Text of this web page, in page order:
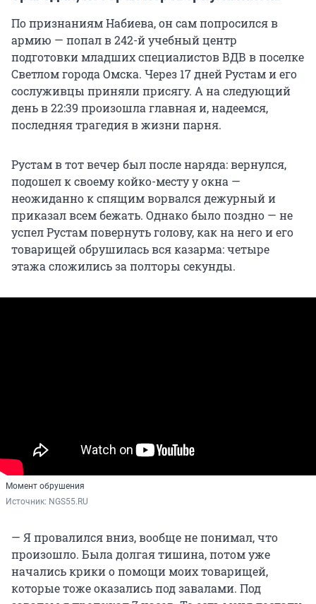
По признаниям Набиева, он сам попросился в
армию — попал в 242-й учебный центр
подготовки младших специалистов ВДВ в поселке
Светлом города Омска. Через 17 дней Рустам и его
сослуживцы приняли присягу. А на следующий
день в 22:39 произошла главная и, надеемся,
последняя трагедия в жизни парня.
Рустам в тот вечер был после наряда: вернулся,
подошел к своему койко-месту у окна —
неожиданно к спящим ворвался дежурный и
приказал всем бежать. Однако было поздно — не
успел Рустам повернуть голову, как на него и его
товарищей обрушилась вся казарма: четыре
этажа сложились за полторы секунды.
Момент обрушения
Источник: NGS55.RU
— Я провалился вниз, вообще не понимал, что
произошло. Была долгая тишина, потом уже
начались крики о помощи моих товарищей,
которые тоже оказались под завалами. Под